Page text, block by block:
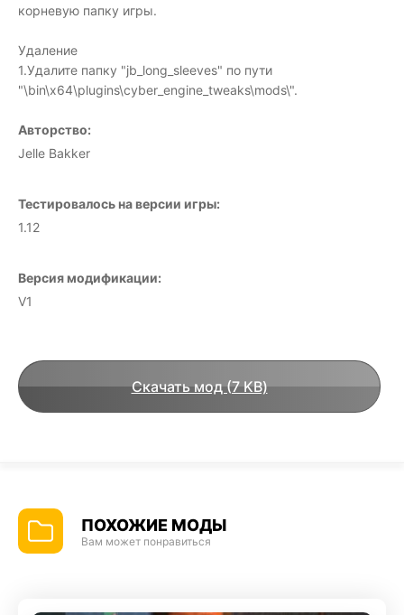
корневую папку игры.
Удаление
1.Удалите папку "jb_long_sleeves" по пути
"\bin\x64\plugins\cyber_engine_tweaks\mods\".
Авторство:
Jelle Bakker
Тестировалось на версии игры:
1.12
Версия модификации:
V1
Скачать мод (7 KB)
ПОХОЖИЕ МОДЫ
Вам может понравиться